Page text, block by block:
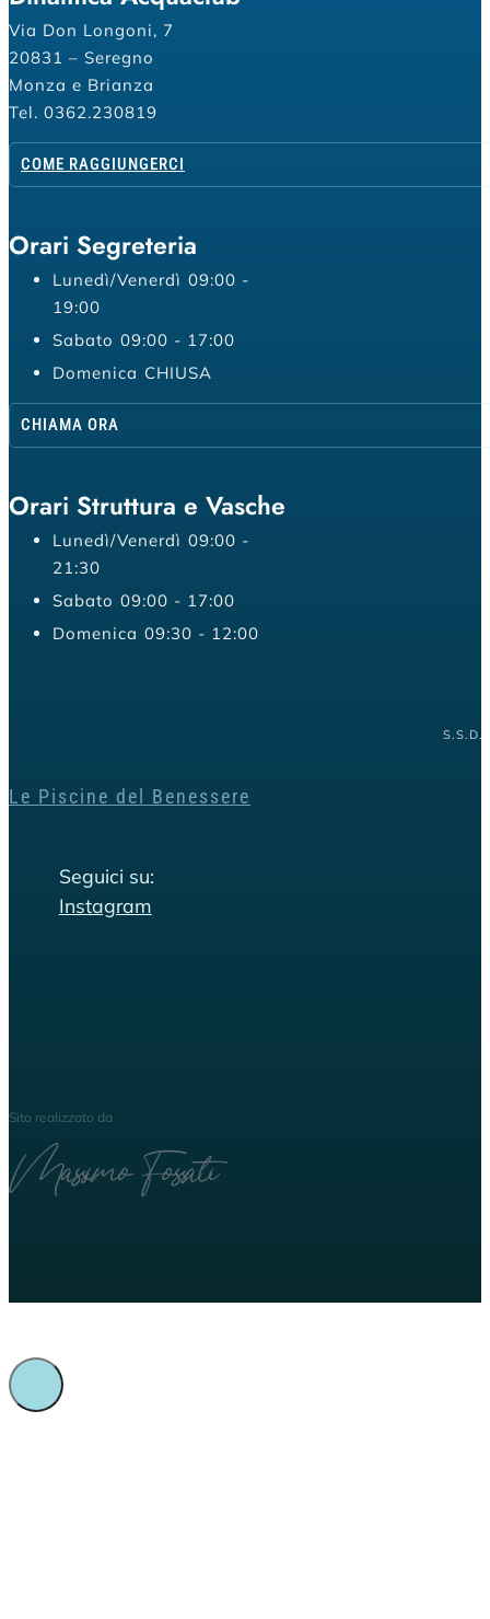
Via Don Longoni, 7
20831 – Seregno
Monza e Brianza
Tel. 0362.230819
COME RAGGIUNGERCI
Orari Segreteria
Lunedì/Venerdì 09:00 -
19:00
Sabato 09:00 - 17:00
Domenica CHIUSA
CHIAMA ORA
Orari Struttura e Vasche
Lunedì/Venerdì 09:00 -
21:30
Sabato 09:00 - 17:00
Domenica 09:30 - 12:00
S.S.D.
Le Piscine del Benessere
Seguici su:
Instagram
Sito realizzato da